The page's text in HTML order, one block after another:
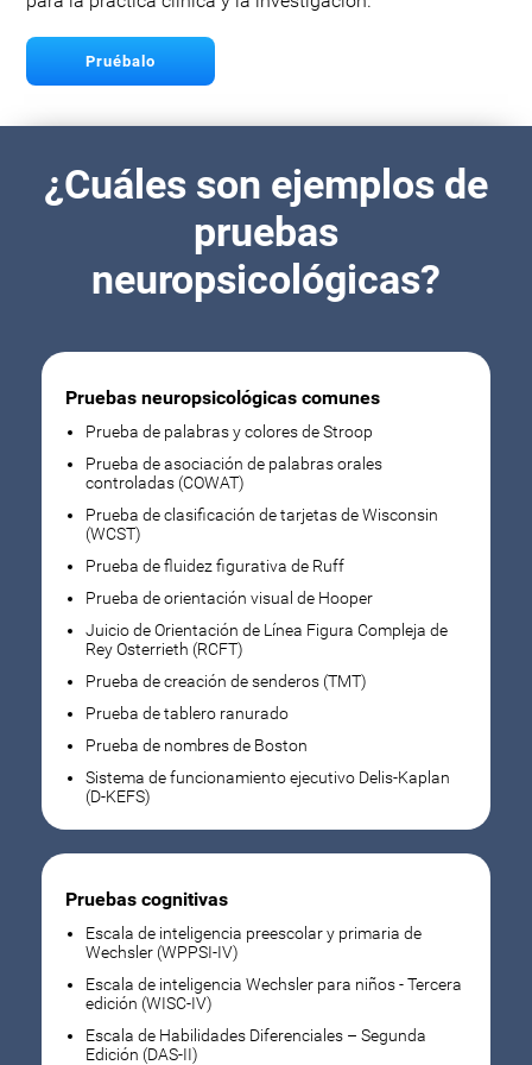
Pruébalo
¿Cuáles son ejemplos de
pruebas
neuropsicológicas?
Pruebas neuropsicológicas comunes
Prueba de palabras y colores de Stroop
Prueba de asociación de palabras orales
controladas (COWAT)
Prueba de clasificación de tarjetas de Wisconsin
(WCST)
Prueba de fluidez figurativa de Ruff
Prueba de orientación visual de Hooper
Juicio de Orientación de Línea Figura Compleja de
Rey Osterrieth (RCFT)
Prueba de creación de senderos (TMT)
Prueba de tablero ranurado
Prueba de nombres de Boston
Sistema de funcionamiento ejecutivo Delis-Kaplan
(D-KEFS)
Pruebas cognitivas
Escala de inteligencia preescolar y primaria de
Wechsler (WPPSI-IV)
Escala de inteligencia Wechsler para niños - Tercera
edición (WISC-IV)
Escala de Habilidades Diferenciales – Segunda
Edición (DAS-II)